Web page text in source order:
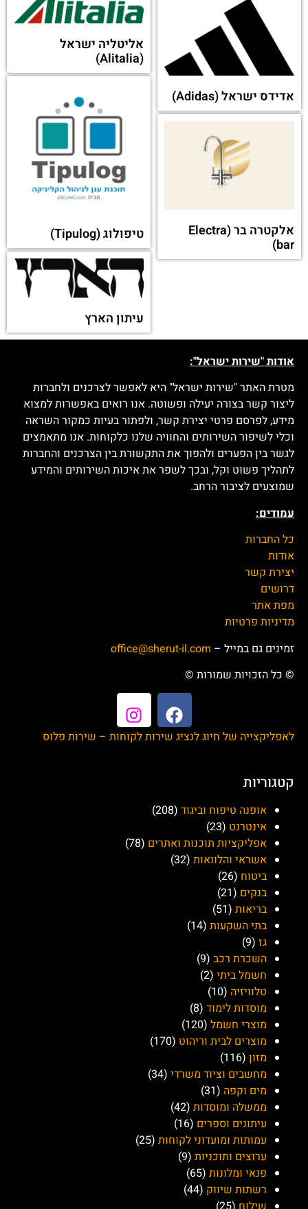
אליטליה ישראל
(Alitalia)
אדידס ישראל (Adidas)
טיפולוג (Tipulog) אלקטרה בר (Electra
bar)
עיתון הארץ
אודות "שירות ישראל":
מטרת האתר "שירות ישראל" היא לאפשר לצרכנים ולחברות
ליצור קשר בצורה יעילה ופשוטה. אנו רואים באפשרות למצוא
מידע, לפרסם פרטי יצירת קשר, ולפתור בעיות כמקור השראה
וכלי לשיפור השירותים והחוויה שלנו כלקוחות. אנו מתאמצים
לגשר בין הפערים ולהפוך את התקשורת בין הצרכנים והחברות
לתהליך פשוט וקל, ובכך לשפר את איכות השירותים והמידע
שמוצעים לציבור הרחב.
עמודים:
כל החברות
אודות
יצירת קשר
דרושים
מפת אתר
מדיניות פרטיות
זמינים גם במייל – office@sherut-il.com
© כל הזכויות שמורות ©
לאפליקצייה של חיוג לנציג שירות לקוחות – שירות פלוס
קטגוריות
אופנה טיפוח וביגוד (208)
אינטרנט (23)
אפליקציות תוכנות ואתרים (78)
אשראי והלוואות (32)
ביטוח (26)
בנקים (21)
בריאות (51)
בתי השקעות (14)
גז (9)
השכרת רכב (9)
חשמל ביתי (2)
טלוויזיה (10)
מוסדות לימוד (8)
מוצרי חשמל (120)
מוצרים לבית וריהוט (170)
מזון (116)
מחשבים וציוד משרדי (34)
מים וקפה (31)
ממשלה ומוסדות (42)
עיתונים וספרים (16)
עמותות ומועדוני לקוחות (25)
ערוצים ותוכניות (9)
פנאי ומלונות (65)
רשתות שיווק (44)